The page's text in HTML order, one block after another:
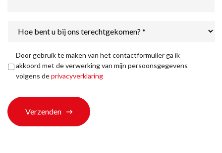
bent
ons
terechtgekomen?
Privacyverklaring *
Door gebruik te maken van het contactformulier ga ik
akkoord met de verwerking van mijn persoonsgegevens
volgens deprivacyverklaring
Verzenden